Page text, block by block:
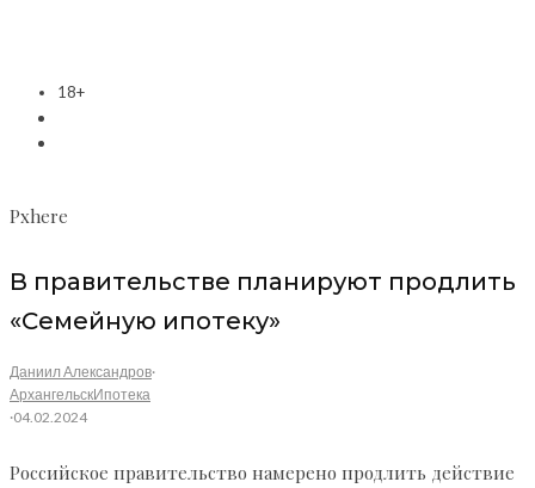
18+
Pxhere
В правительстве планируют продлить
«Семейную ипотеку»
Даниил Александров·
АрхангельскИпотека
·04.02.2024
Российское правительство намерено продлить действие